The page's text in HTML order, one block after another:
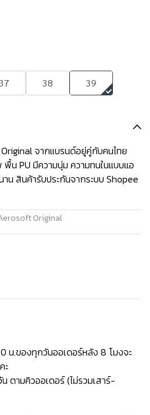
38
39
จากแบรนด์อยู่คู่กับคนไทย
PU มีความนุ่ม ความทนในแบบแอ
าน สินค้ารับประกันจากระบบ Shopee
Original
น.ของทุกวันออเดอร์หลัง 8 โมงจะ
ะ
ตามคิวออเดอร์ (ไม่รวมเสาร์-